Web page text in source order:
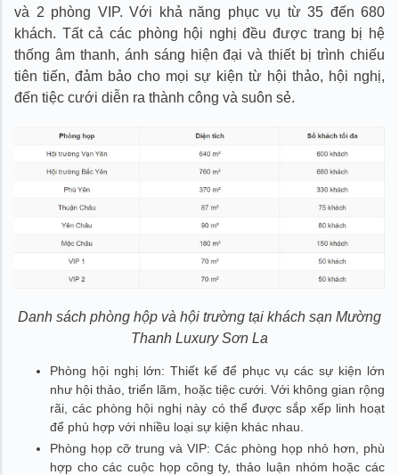
và 2 phòng VIP. Với khả năng phục vụ từ 35 đến 680
khách. Tất cả các phòng hội nghị đều được trang bị hệ
thống âm thanh, ánh sáng hiện đại và thiết bị trình chiếu
tiên tiến, đảm bảo cho mọi sự kiện từ hội thảo, hội nghị,
đến tiệc cưới diễn ra thành công và suôn sẻ.
Danh sách phòng hộp và hội trường tại khách sạn Mường
Thanh Luxury Sơn La
Phòng hội nghị lớn: Thiết kế để phục vụ các sự kiện lớn
như hội thảo, triển lãm, hoặc tiệc cưới. Với không gian rộng
rãi, các phòng hội nghị này có thể được sắp xếp linh hoạt
để phù hợp với nhiều loại sự kiện khác nhau.
Phòng họp cỡ trung và VIP: Các phòng họp nhỏ hơn, phù
hợp cho các cuộc họp công ty, thảo luận nhóm hoặc các